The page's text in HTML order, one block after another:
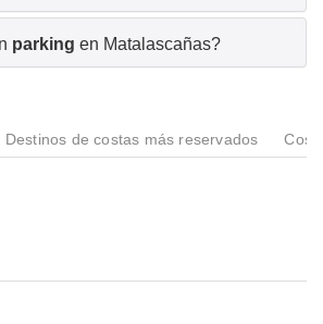
parking en Matalascañas?
Destinos de costas más reservados